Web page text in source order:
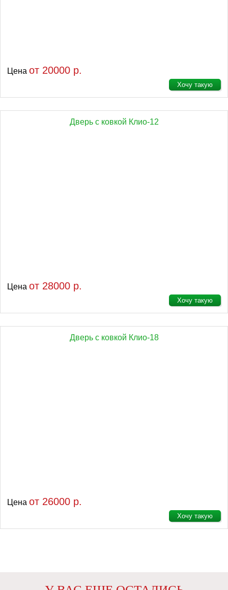
Цена от 20000 р.
Хочу такую
Дверь с ковкой Клио-12
Цена от 28000 р.
Хочу такую
Дверь с ковкой Клио-18
Цена от 26000 р.
Хочу такую